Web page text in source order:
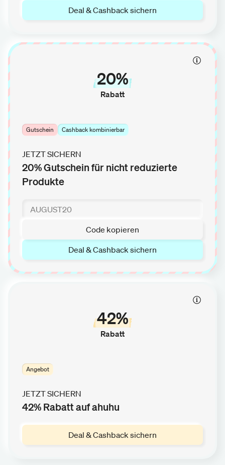
Deal & Cashback sichern
20%
Rabatt
Gutschein Cashback kombinierbar
JETZT SICHERN
20% Gutschein für nicht reduzierte
Produkte
Code kopieren
Deal & Cashback sichern
42%
Rabatt
Angebot
JETZT SICHERN
42% Rabatt auf ahuhu
Deal & Cashback sichern